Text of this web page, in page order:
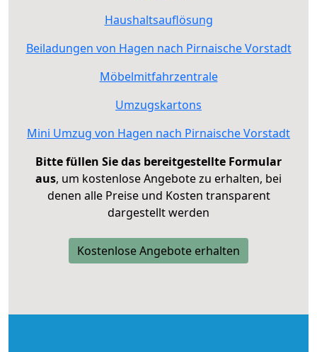
Haushaltsauflösung
Beiladungen von Hagen nach Pirnaische Vorstadt
Möbelmitfahrzentrale
Umzugskartons
Mini Umzug von Hagen nach Pirnaische Vorstadt
Bitte füllen Sie das bereitgestellte Formular
aus, um kostenlose Angebote zu erhalten, bei
denen alle Preise und Kosten transparent
dargestellt werden
Kostenlose Angebote erhalten